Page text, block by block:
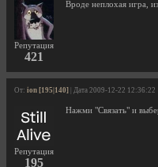
Репутация
421
Вроде неплохая игра,
От: ion [195|140] | Дата 2009-12-22 12:36:22
Репутация
195
Нажми "Связать" и